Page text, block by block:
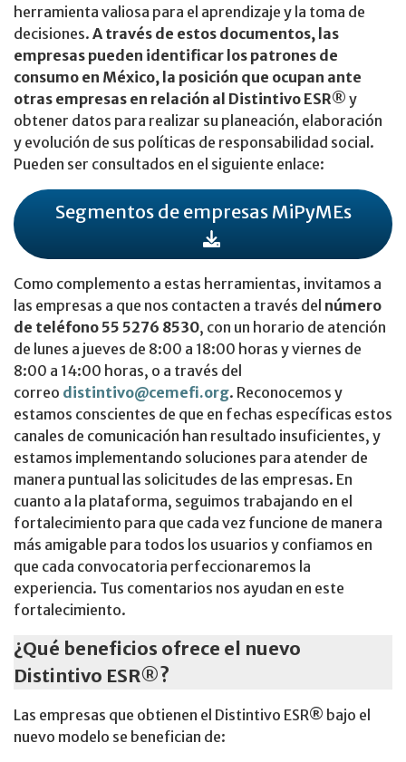
herramienta valiosa para el aprendizaje y la toma de
decisiones. A través de estos documentos, las
empresas pueden identificar los patrones de
consumo en México, la posición que ocupan ante
otras empresas en relación al Distintivo ESR® y
obtener datos para realizar su planeación, elaboración
y evolución de sus políticas de responsabilidad social.
Pueden ser consultados en el siguiente enlace:
Segmentos de empresas MiPyMEs
Como complemento a estas herramientas, invitamos a
las empresas a que nos contacten a través del número
de teléfono 55 5276 8530, con un horario de atención
de lunes a jueves de 8:00 a 18:00 horas y viernes de
8:00 a 14:00 horas, o a través del
correo distintivo@cemefi.org. Reconocemos y
estamos conscientes de que en fechas específicas estos
canales de comunicación han resultado insuficientes, y
estamos implementando soluciones para atender de
manera puntual las solicitudes de las empresas. En
cuanto a la plataforma, seguimos trabajando en el
fortalecimiento para que cada vez funcione de manera
más amigable para todos los usuarios y confiamos en
que cada convocatoria perfeccionaremos la
experiencia. Tus comentarios nos ayudan en este
fortalecimiento.
¿Qué beneficios ofrece el nuevo
Distintivo ESR®?
Las empresas que obtienen el Distintivo ESR® bajo el
nuevo modelo se benefician de: